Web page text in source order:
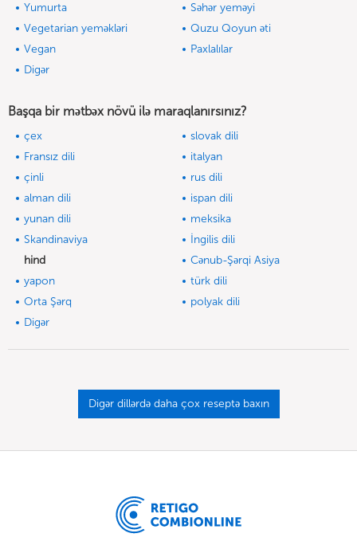
Yumurta
Səhər yeməyi
Vegetarian yeməkləri
Quzu Qoyun əti
Vegan
Paxlalılar
Digər
Başqa bir mətbəx növü ilə maraqlanırsınız?
çex
slovak dili
Fransız dili
italyan
çinli
rus dili
alman dili
ispan dili
yunan dili
meksika
Skandinaviya
İngilis dili
hind
Cənub-Şərqi Asiya
yapon
türk dili
Orta Şərq
polyak dili
Digər
Digər dillərdə daha çox reseptə baxın